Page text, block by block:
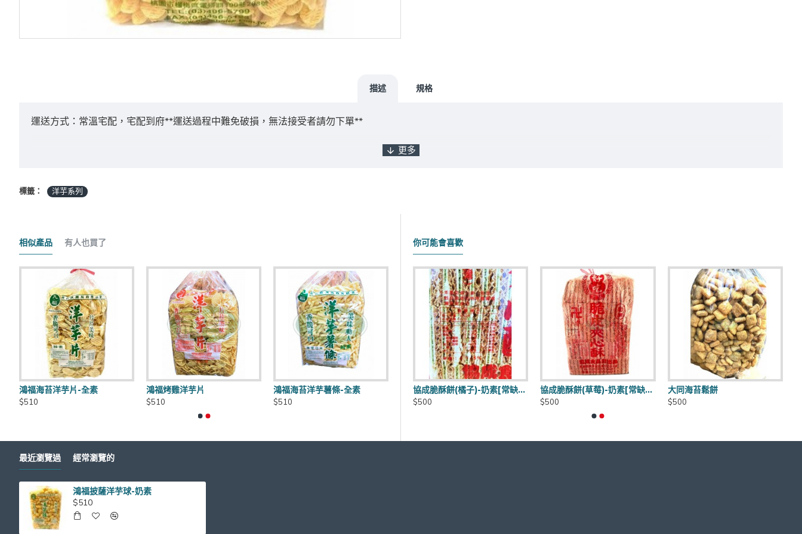
描述 規格
運送方式：常溫宅配，宅配到府**運送過程中難免破損，無法接受者請勿下單**
*採匯款付款之客戶，商品將於確認入帳後3日內出貨，如遇缺貨將另行通知實際出貨日期。
到貨日期：於出貨日後3日至7日
商品有效期限：客戶收到之商品距有效日期前90天以上，(每批商品有效日期皆不同)
運費優惠：滿5000元免運費 (不含貨到手續費),貨到手續費另計60元~120元
官網商品圖片僅供參考依實際出貨商品為主
標籤： 洋芋系列
相似產品 有人也買了
鴻福海苔洋芋片-全素
$510
鴻福烤雞洋芋片
$510
鴻福海苔洋芋薯條-全素
$510
你可能會喜歡
五香玲瓏果
$500
$480
$500
協成脆酥餅(橘子)-奶素[常缺貨下單前請先詢問]
$500
協成脆酥餅(草莓)-奶素[常缺貨下單前請先詢問]
$500
大同海苔鬆餅
$500
最近瀏覽過 經常瀏覽的
鴻福披薩洋芋球-奶素
$510